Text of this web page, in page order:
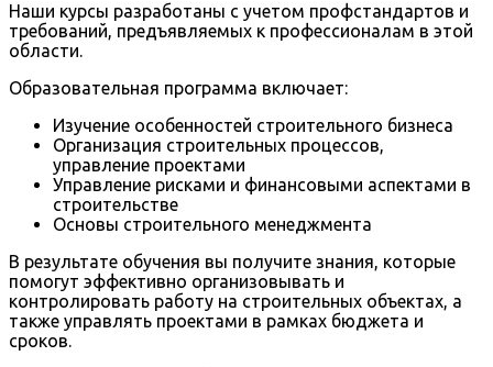
Наши курсы разработаны с учетом профстандартов и
требований, предъявляемых к профессионалам в этой
области.
Образовательная программа включает:
Изучение особенностей строительного бизнеса
Организация строительных процессов,
управление проектами
Управление рисками и финансовыми аспектами в
строительстве
Основы строительного менеджмента
В результате обучения вы получите знания, которые
помогут эффективно организовывать и
контролировать работу на строительных объектах, а
также управлять проектами в рамках бюджета и
сроков.